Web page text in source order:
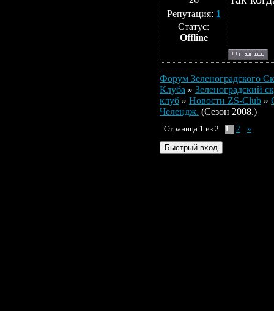
Репутация: 1
Статус:
Offline
Форум Зеленоградского
Клуба » Зеленоградский
клуб » Новости ZS-Club »
Челендж. (Сезон 2008.)
Страница 1 из 2 1 2 »